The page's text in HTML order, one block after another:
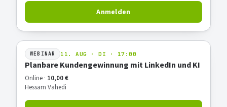
Anmelden
WEBINAR 11. AUG · DI · 17:00
Planbare Kundengewinnung mit LinkedIn und KI
Online · 10,00 €
Hessam Vahedi